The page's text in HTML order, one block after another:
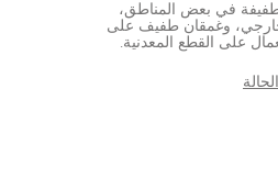
طفيفة في بعض المناطق،
وغمقان طفيف على
على القطع المعدنية.